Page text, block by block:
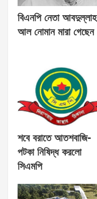
বিএনপি নেতা আবদুল্লাহ
আল নোমান মারা গেছেন
শবে বরাতে আতশবাজি-
পটকা নিষিদ্ধ করলো
সিএমপি